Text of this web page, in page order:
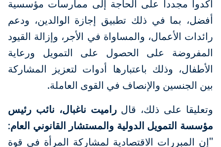
أكدوا مجددا على الحاجة إلى ممارسات مؤسسية
أفضل، بما في ذلك تطبيق إجازة الوالدين، ودعم
رائدات الأعمال، والمساواة في الأجر، وإزالة القيود
المفروضة على الحصول على التمويل ورعاية
الأطفال، وذلك باعتبارها أدوات لتعزيز المشاركة
بين الجنسين والإنصاف في القوى العاملة.
وتعليقا على ذلك، قالراميت ناغبال، نائب رئيس
مؤسسة التمويل الدولية والمستشار القانوني العام:
"إن المبررات الاقتصادية لمشاركة المرأة في قوة